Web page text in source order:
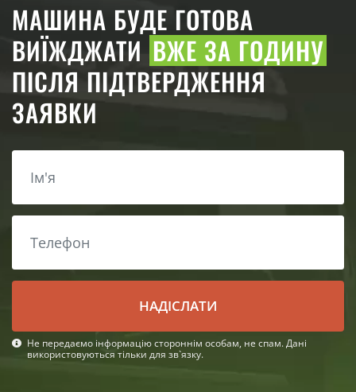
МАШИНА БУДЕ ГОТОВА
ВИЇЖДЖАТИ ВЖЕ ЗА ГОДИНУ
ПІСЛЯ ПІДТВЕРДЖЕННЯ
ЗАЯВКИ
НАДІСЛАТИ
Не передаємо інформацію стороннім особам, не спам. Дані
використовуються тільки для зв`язку.